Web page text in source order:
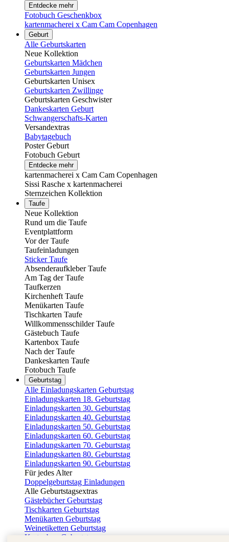
Entdecke mehr
Fotobuch Geschenkbox
kartenmacherei x Cam Cam Copenhagen
Geburt
Alle Geburtskarten
Neue Kollektion
Geburtskarten Mädchen
Geburtskarten Jungen
Geburtskarten Unisex
Geburtskarten Zwillinge
Geburtskarten Geschwister
Dankeskarten Geburt
Schwangerschafts-Karten
Versandextras
Babytagebuch
Poster Geburt
Fotobuch Geburt
Entdecke mehr
kartenmacherei x Cam Cam Copenhagen
Sissi Rasche x kartenmacherei
Sternzeichen Kollektion
Taufe
Neue Kollektion
Rund um die Taufe
Eventplattform
Vor der Taufe
Taufeinladungen
Sticker Taufe
Absenderaufkleber Taufe
Am Tag der Taufe
Taufkerzen
Kirchenheft Taufe
Menükarten Taufe
Tischkarten Taufe
Willkommensschilder Taufe
Gästebuch Taufe
Kartenbox Taufe
Nach der Taufe
Dankeskarten Taufe
Fotobuch Taufe
Geburtstag
Alle Einladungskarten Geburtstag
Einladungskarten 18. Geburtstag
Einladungskarten 30. Geburtstag
Einladungskarten 40. Geburtstag
Einladungskarten 50. Geburtstag
Einladungskarten 60. Geburtstag
Einladungskarten 70. Geburtstag
Einladungskarten 80. Geburtstag
Einladungskarten 90. Geburtstag
Für jedes Alter
Doppelgeburtstag Einladungen
Alle Geburtstagsextras
Gästebücher Geburtstag
Tischkarten Geburtstag
Menükarten Geburtstag
Weinetiketten Geburtstag
Kartenbox Geburtstag